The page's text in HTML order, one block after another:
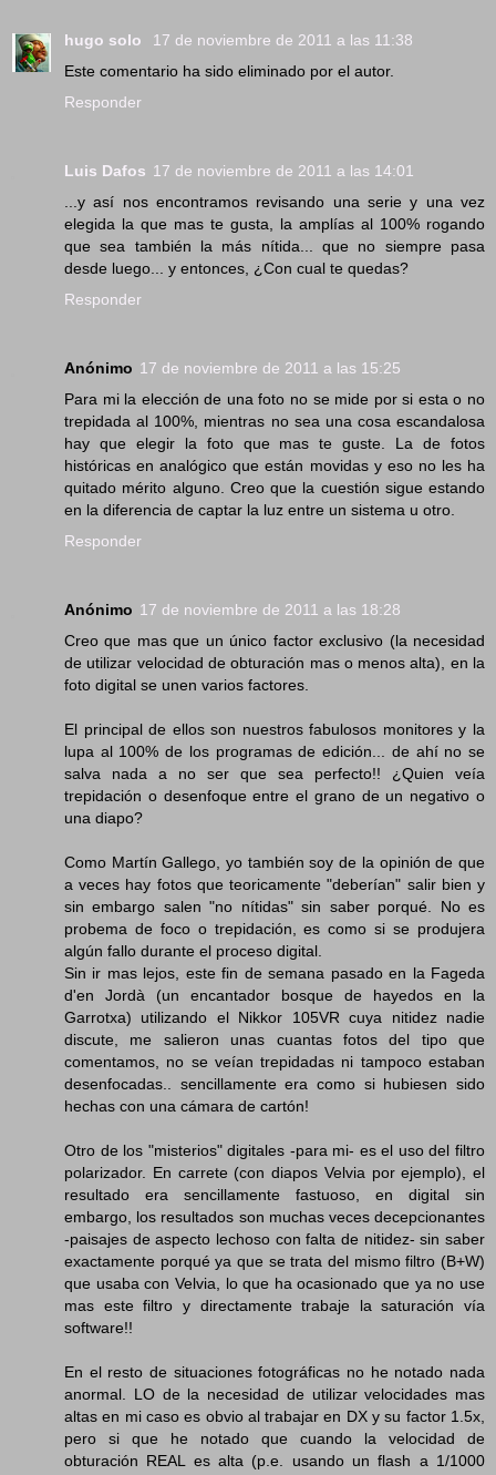
hugo solo
17 de noviembre de 2011 a las 11:38
Este comentario ha sido eliminado por el autor.
Responder
Luis Dafos 17 de noviembre de 2011 a las 14:01
...y así nos encontramos revisando una serie y una vez
elegida la que mas te gusta, la amplías al 100% rogando
que sea también la más nítida... que no siempre pasa
desde luego... y entonces, ¿Con cual te quedas?
Responder
Anónimo 17 de noviembre de 2011 a las 15:25
Para mi la elección de una foto no se mide por si esta o no
trepidada al 100%, mientras no sea una cosa escandalosa
hay que elegir la foto que mas te guste. La de fotos
históricas en analógico que están movidas y eso no les ha
quitado mérito alguno. Creo que la cuestión sigue estando
en la diferencia de captar la luz entre un sistema u otro.
Responder
Anónimo 17 de noviembre de 2011 a las 18:28
Creo que mas que un único factor exclusivo (la necesidad
de utilizar velocidad de obturación mas o menos alta), en la
foto digital se unen varios factores.
El principal de ellos son nuestros fabulosos monitores y la
lupa al 100% de los programas de edición... de ahí no se
salva nada a no ser que sea perfecto!! ¿Quien veía
trepidación o desenfoque entre el grano de un negativo o
una diapo?
Como Martín Gallego, yo también soy de la opinión de que
a veces hay fotos que teoricamente "deberían" salir bien y
sin embargo salen "no nítidas" sin saber porqué. No es
probema de foco o trepidación, es como si se produjera
algún fallo durante el proceso digital.
Sin ir mas lejos, este fin de semana pasado en la Fageda
d'en Jordà (un encantador bosque de hayedos en la
Garrotxa) utilizando el Nikkor 105VR cuya nitidez nadie
discute, me salieron unas cuantas fotos del tipo que
comentamos, no se veían trepidadas ni tampoco estaban
desenfocadas.. sencillamente era como si hubiesen sido
hechas con una cámara de cartón!
Otro de los "misterios" digitales -para mi- es el uso del filtro
polarizador. En carrete (con diapos Velvia por ejemplo), el
resultado era sencillamente fastuoso, en digital sin
embargo, los resultados son muchas veces decepcionantes
-paisajes de aspecto lechoso con falta de nitidez- sin saber
exactamente porqué ya que se trata del mismo filtro (B+W)
que usaba con Velvia, lo que ha ocasionado que ya no use
mas este filtro y directamente trabaje la saturación vía
software!!
En el resto de situaciones fotográficas no he notado nada
anormal. LO de la necesidad de utilizar velocidades mas
altas en mi caso es obvio al trabajar en DX y su factor 1.5x,
pero si que he notado que cuando la velocidad de
obturación REAL es alta (p.e. usando un flash a 1/1000